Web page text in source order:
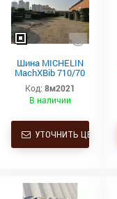
Шина MICHELIN
MachXBib 710/70
R38 171D TL
Код: 8м2021
В наличии
УТОЧНИТЬ ЦЕНУ